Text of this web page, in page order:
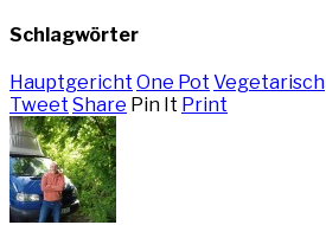
Schlagwörter
Hauptgericht One Pot Vegetarisch
Tweet Share Pin It Print